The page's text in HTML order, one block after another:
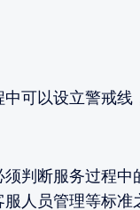
中可以设立警戒
须判断服务过程中
人员管理等标准